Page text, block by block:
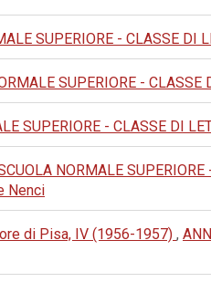
SUPERIORE - CLASSE DI
SUPERIORE -
SUPERIORE - CLASSE DI
NORMALE
Nenci
di Pisa, IV (1956-1957) ,